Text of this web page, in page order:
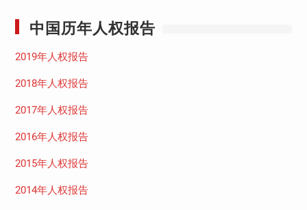
中国历年人权报告
2019年人权报告
2018年人权报告
2017年人权报告
2016年人权报告
2015年人权报告
2014年人权报告